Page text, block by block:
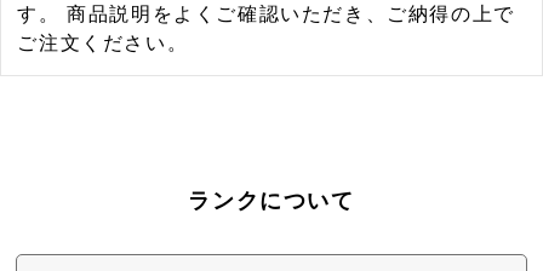
す。 商品説明をよくご確認いただき、ご納得の上で
ご注文ください。
ランクについて